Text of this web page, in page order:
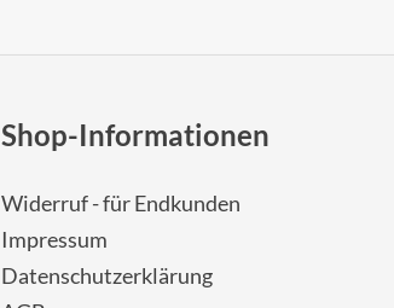
Shop-Informationen
Widerruf - für Endkunden
Impressum
Datenschutzerklärung